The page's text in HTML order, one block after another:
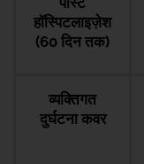
हॉस्पिटलाइज़ेश
(60 दिन तक)
व्यक्तिगत
दुर्घटना कवर